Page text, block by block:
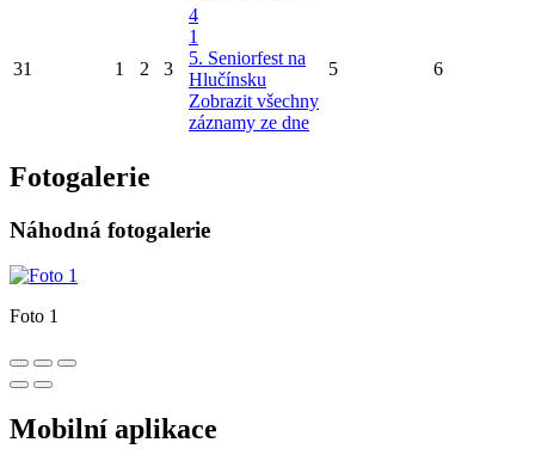
31 1 2 3
4
1
5. Seniorfest na
Hlučínsku
Zobrazit všechny
záznamy ze dne
5 6
Fotogalerie
Náhodná fotogalerie
Foto 1
Mobilní aplikace